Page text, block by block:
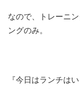
なので、トレーニ
ングのみ。
『今日はランチは